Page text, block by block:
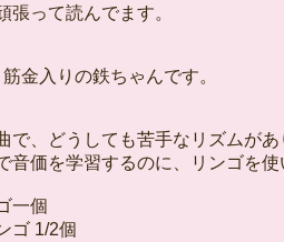
張って読んでます。
金入りの鉄ちゃんです。
で、どうしても苦手なリズムがあ
音価を学習するのに、リンゴを使
一個
ゴ 1/2個